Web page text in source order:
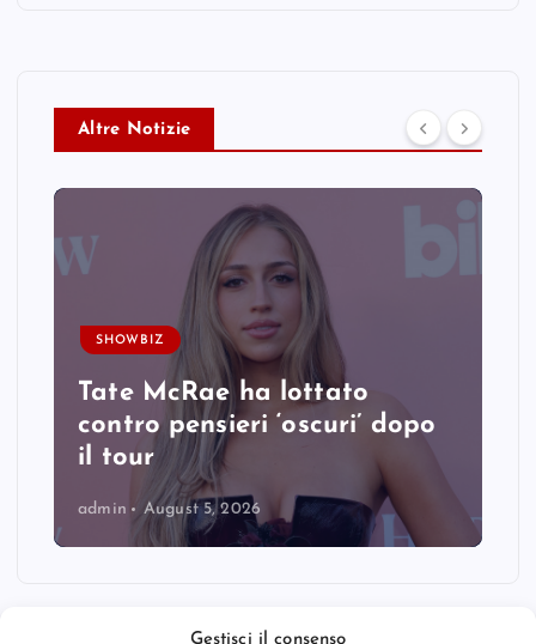
Gestisci il consenso
Altre Notizie
SHOWBIZ
Tate McRae ha lottato
contro pensieri ‘oscuri’ dopo
il tour
admin August 5, 2026